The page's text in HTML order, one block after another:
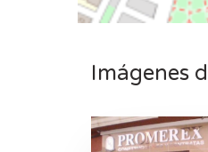
Imágenes